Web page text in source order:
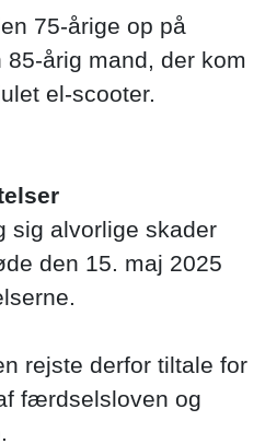
75-årige op på
årig mand, der kom
el-scooter.
sig alvorlige skader
den 15. maj 2025
rejste derfor tiltale for
færdselsloven og